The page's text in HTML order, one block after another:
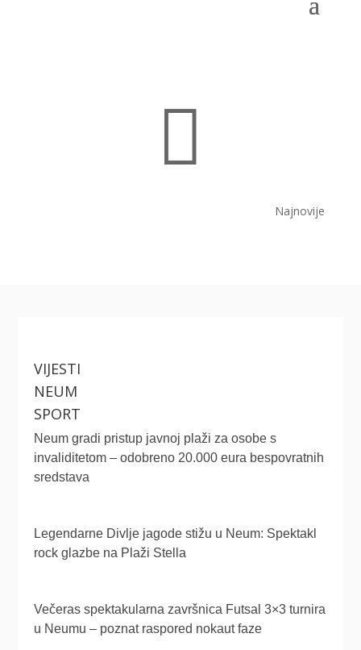

Najnovije
VIJESTI
NEUM
SPORT
Neum gradi pristup javnoj plaži za osobe s
invaliditetom – odobreno 20.000 eura bespovratnih
sredstava
Legendarne Divlje jagode stižu u Neum: Spektakl
rock glazbe na Plaži Stella
Večeras spektakularna završnica Futsal 3×3 turnira
u Neumu – poznat raspored nokaut faze